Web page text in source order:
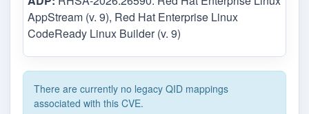
AppStream (v. 9), Red Hat Enterprise Linux
CodeReady Linux Builder (v. 9)
There are currently no legacy QID mappings
associated with this CVE.